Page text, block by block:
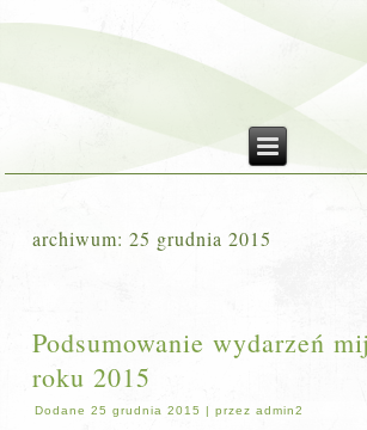
archiwum:25 grudnia 2015
Podsumowanie wydarzeń
roku 2015
Dodane 25 grudnia 2015 |przez admin2